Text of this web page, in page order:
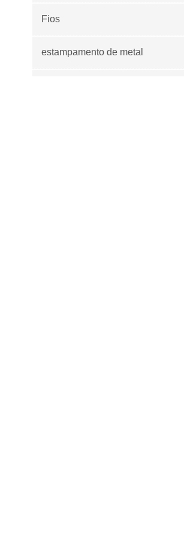
Fios
estampamento de metal